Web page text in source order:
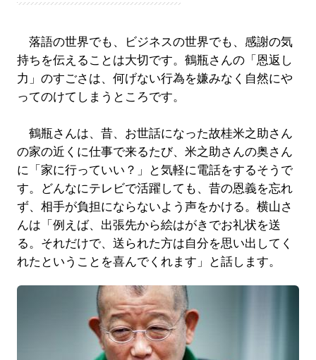
落語の世界でも、ビジネスの世界でも、感謝の気
持ちを伝えることは大切です。鶴瓶さんの「恩返し
力」のすごさは、何げない行為を嫌みなく自然にや
ってのけてしまうところです。
鶴瓶さんは、昔、お世話になった故桂米之助さん
の家の近くに仕事で来るたび、米之助さんの奥さん
に「家に行っていい？」と気軽に電話をするそうで
す。どんなにテレビで活躍しても、昔の恩義を忘れ
ず、相手が負担にならないよう声をかける。横山さ
んは「例えば、出張先から絵はがきでお礼状を送
る。それだけで、送られた方は自分を思い出してく
れたということを喜んでくれます」と話します。